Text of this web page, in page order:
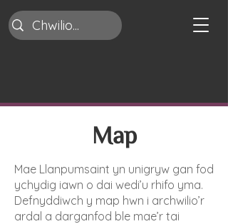
Map
Mae Llanpumsaint yn unigryw gan fod
ychydig iawn o dai wedi’u rhifo yma.
Defnyddiwch y map hwn i archwilio’r
ardal a darganfod ble mae’r tai